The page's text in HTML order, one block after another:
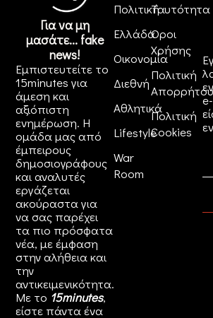
Για να μη
μασάτε... fake
news!
Εμπιστευτείτε το
15minutes για
άμεση και
αξιόπιστη
ενημέρωση. Η
ομάδα μας από
έμπειρους
δημοσιογράφους
και αναλυτές
εργάζεται
ακούραστα για
να σας παρέχει
τα πιο πρόσφατα
νέα, με έμφαση
στην αλήθεια και
την
αντικειμενικότητα.
Με το 15minutes,
είστε πάντα ένα
Πολιτική
Ελλάδα
Οικονομία
Διεθνή
Αθλητικά
Lifestyle
War
Room
Ταυτότητα
Όροι
Χρήσης
Πολιτική
Απορρήτου
Πολιτική
Cookies